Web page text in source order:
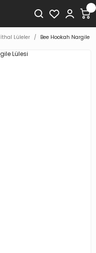
İthal Lüleler Bee Hookah Nargile